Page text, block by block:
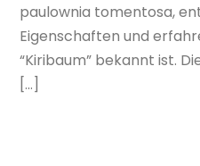
paulownia tomentosa,
Eigenschaften und
“Kiribaum” bekannt ist.
[…]